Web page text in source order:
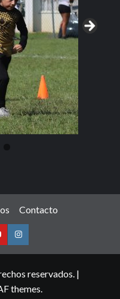
Contacto
reservados. |
themes.